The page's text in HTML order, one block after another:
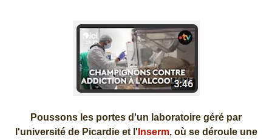
Poussons les portes d'un laboratoire géré par
l'université de Picardie et l' Inserm, où se déroule une